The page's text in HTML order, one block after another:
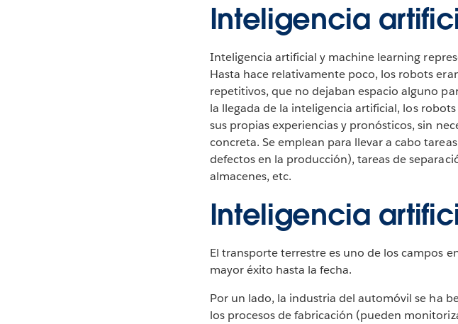
Inteligencia
Inteligencia artificial y machine learning
Hasta hace relativamente poco, los robots
repetitivos, que no dejaban espacio alguno
la llegada de la inteligencia artificial, los
sus propias experiencias y pronósticos, sin
concreta. Se emplean para llevar a cabo
defectos en la producción), tareas de
almacenes, etc.
Inteligencia
El transporte terrestre es uno de los campos
mayor éxito hasta la fecha.
Por un lado, la industria del automóvil se ha
los procesos de fabricación (pueden